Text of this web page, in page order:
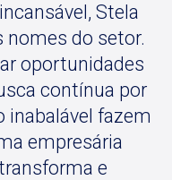
Stela
nomes do setor.
oportunidades
contínua por
inabalável fazem
empresária
e